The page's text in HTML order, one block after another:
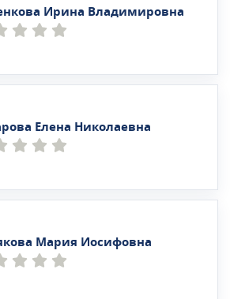
Ирина Владимировна
Елена Николаевна
Мария Иосифовна